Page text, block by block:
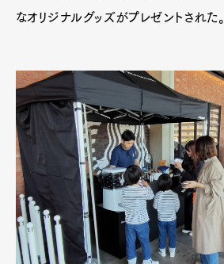
なオリジナルグッズがプレゼントされた。